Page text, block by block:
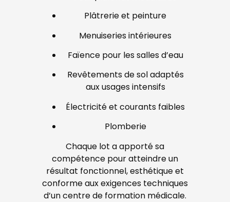
Plâtrerie et peinture
Menuiseries intérieures
Faïence pour les salles d’eau
Revêtements de sol adaptés
aux usages intensifs
Électricité et courants faibles
Plomberie
Chaque lot a apporté sa
compétence pour atteindre un
résultat fonctionnel, esthétique et
conforme aux exigences techniques
d’un centre de formation médicale.